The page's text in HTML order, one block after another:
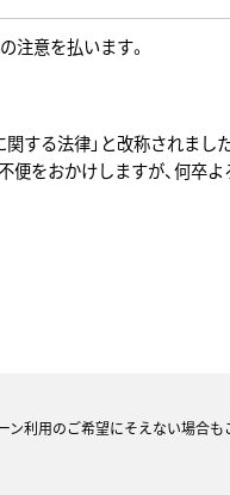
注意を払います。
する法律」と改称されまし
便をおかけしますが、何卒
利用のご希望にそえない場合も